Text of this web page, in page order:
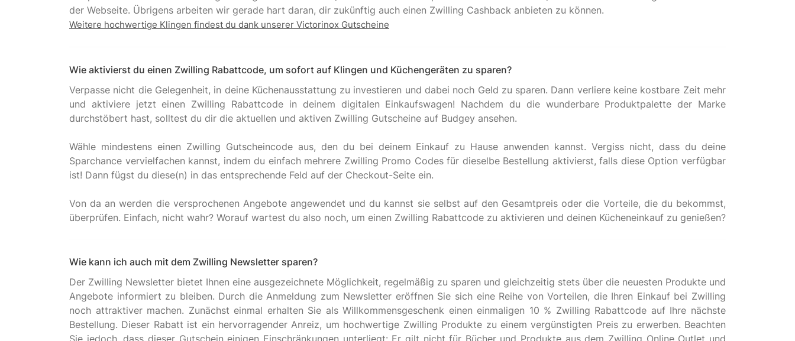
Weitere hochwertige Klingen findest du dank unserer Victorinox Gutscheine
Wie aktivierst du einen Zwilling Rabattcode, um sofort auf Klingen und Küchengeräten zu sparen?
Verpasse nicht die Gelegenheit, in deine Küchenausstattung zu investieren und dabei noch Geld zu sparen. Dann verliere keine kostbare Zeit mehr
und aktiviere jetzt einen Zwilling Rabattcode in deinem digitalen Einkaufswagen! Nachdem du die wunderbare Produktpalette der Marke
durchstöbert hast, solltest du dir die aktuellen und aktiven Zwilling Gutscheine auf Budgey ansehen.
Wähle mindestens einen Zwilling Gutscheincode aus, den du bei deinem Einkauf zu Hause anwenden kannst. Vergiss nicht, dass du deine
Sparchance vervielfachen kannst, indem du einfach mehrere Zwilling Promo Codes für dieselbe Bestellung aktivierst, falls diese Option verfügbar
ist! Dann fügst du diese(n) in das entsprechende Feld auf der Checkout-Seite ein.
Von da an werden die versprochenen Angebote angewendet und du kannst sie selbst auf den Gesamtpreis oder die Vorteile, die du bekommst,
Wie kann ich auch mit dem Zwilling Newsletter sparen?
Der Zwilling Newsletter bietet Ihnen eine ausgezeichnete Möglichkeit, regelmäßig zu sparen und gleichzeitig stets über die neuesten Produkte und
Angebote informiert zu bleiben. Durch die Anmeldung zum Newsletter eröffnen Sie sich eine Reihe von Vorteilen, die Ihren Einkauf bei Zwilling
noch attraktiver machen. Zunächst einmal erhalten Sie als Willkommensgeschenk einen einmaligen 10 % Zwilling Rabattcode auf Ihre nächste
Bestellung. Dieser Rabatt ist ein hervorragender Anreiz, um hochwertige Zwilling Produkte zu einem vergünstigten Preis zu erwerben. Beachten
Sie jedoch, dass dieser Gutschein einigen Einschränkungen unterliegt: Er gilt nicht für Bücher und Produkte aus dem Zwilling Online Outlet und